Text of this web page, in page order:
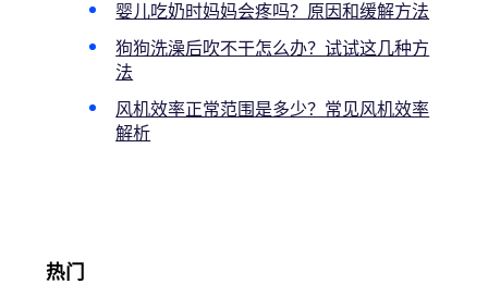
婴儿吃奶时妈妈会疼吗？原因和缓解方法
狗狗洗澡后吹不干怎么办？试试这几种方
法
风机效率正常范围是多少？常见风机效率
解析
热门